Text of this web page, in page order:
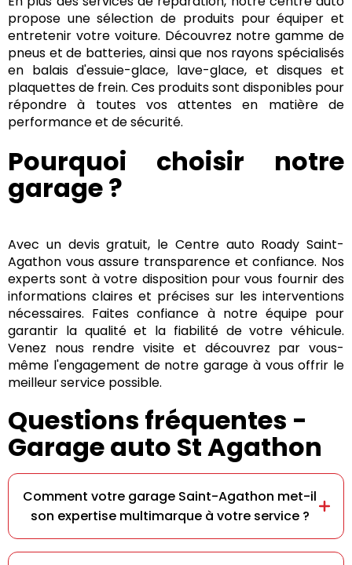
propose une sélection de produits pour équiper et
entretenir votre voiture. Découvrez notre gamme de
pneus et de batteries, ainsi que nos rayons spécialisés
en balais d'essuie-glace, lave-glace, et disques et
plaquettes de frein. Ces produits sont disponibles pour
répondre à toutes vos attentes en matière de
performance et de sécurité.
Pourquoi choisir notre
garage ?
Avec un devis gratuit, le Centre auto Roady Saint-
Agathon vous assure transparence et confiance. Nos
experts sont à votre disposition pour vous fournir des
informations claires et précises sur les interventions
nécessaires. Faites confiance à notre équipe pour
garantir la qualité et la fiabilité de votre véhicule.
Venez nous rendre visite et découvrez par vous-
même l'engagement de notre garage à vous offrir le
meilleur service possible.
Questions fréquentes -
Garage auto St Agathon
Comment votre garage Saint-Agathon met-il
son expertise multimarque à votre service ?